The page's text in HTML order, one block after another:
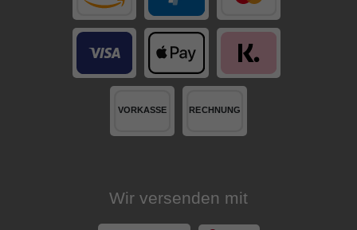
Wir versenden mit